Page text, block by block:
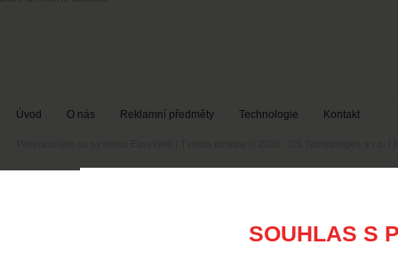
SOUHLAS S
Úvod O nás Reklamní předměty Technologie Kontakt